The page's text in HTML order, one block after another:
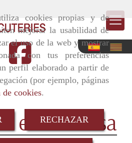
cookies propias y de
mejorar la usabilidad de
el uso de la web y mostrar
con tus preferencias
perfil elaborado a partir de
(por ejemplo, páginas
cookies.
RECHAZAR
en Terrassa